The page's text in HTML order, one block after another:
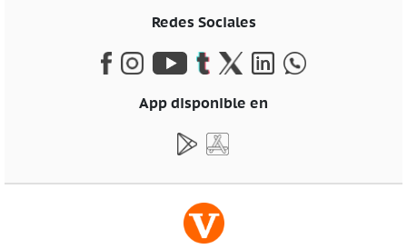
Redes Sociales
App disponible en